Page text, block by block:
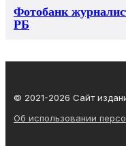
Фотобанк
РБ
© 2021-2026 Сайт
Об использовании